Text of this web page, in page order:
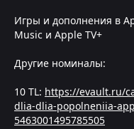
Игры и дополнения в
Music и Apple TV+
Другие номиналы:
10 TL: https://evault.ru/
dlia-dlia-popolneniia-
5463001495785505